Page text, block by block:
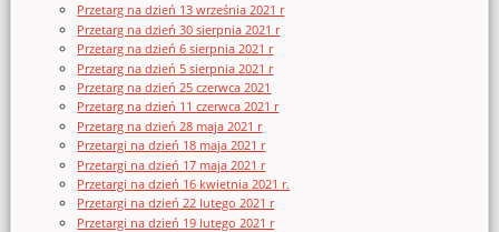
Przetarg na dzień 13 września 2021 r
Przetarg na dzień 30 sierpnia 2021 r
Przetarg na dzień 6 sierpnia 2021 r
Przetarg na dzień 5 sierpnia 2021 r
Przetarg na dzień 25 czerwca 2021
Przetarg na dzień 11 czerwca 2021 r
Przetarg na dzień 28 maja 2021 r
Przetargi na dzień 18 maja 2021 r
Przetargi na dzień 17 maja 2021 r
Przetargi na dzień 16 kwietnia 2021 r.
Przetargi na dzień 22 lutego 2021 r
Przetargi na dzień 19 lutego 2021 r